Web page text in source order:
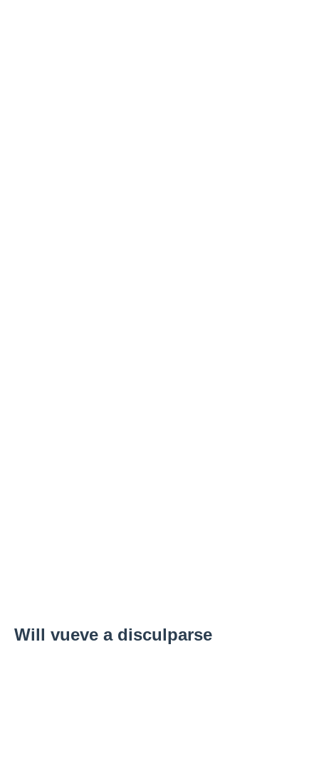
Will vueve a disculparse